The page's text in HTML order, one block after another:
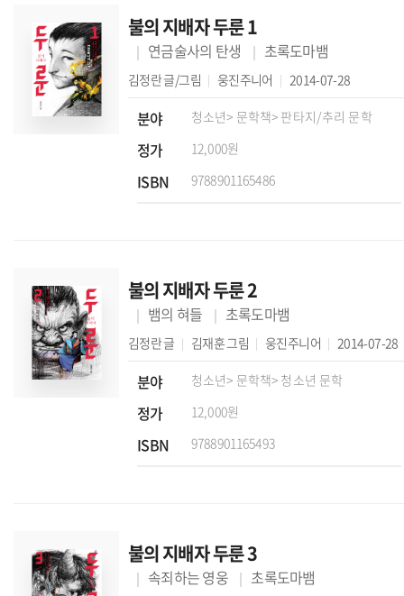
불의 지배자 두룬 1
연금술사의 탄생 초록도마뱀
김정란글/그림 웅진주니어 2014-07-28
분야 청소년> 문학책> 판타지/추리 문학
정가 12,000원
ISBN 9788901165486
불의 지배자 두룬 2
뱀의 혀들 초록도마뱀
김정란글 김재훈그림 웅진주니어 2014-07-28
분야 청소년> 문학책> 청소년 문학
정가 12,000원
ISBN 9788901165493
불의 지배자 두룬 3
속죄하는 영웅 초록도마뱀